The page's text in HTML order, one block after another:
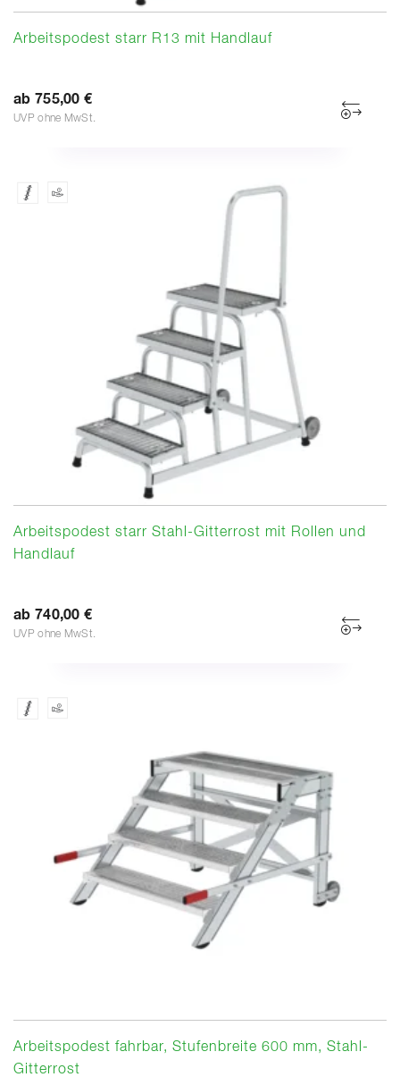
Arbeitspodest starr R13 mit Handlauf
ab 755,00 €
UVP ohne MwSt.
Arbeitspodest starr Stahl-Gitterrost mit Rollen und
Handlauf
ab 740,00 €
UVP ohne MwSt.
Arbeitspodest fahrbar, Stufenbreite 600 mm, Stahl-
Gitterrost